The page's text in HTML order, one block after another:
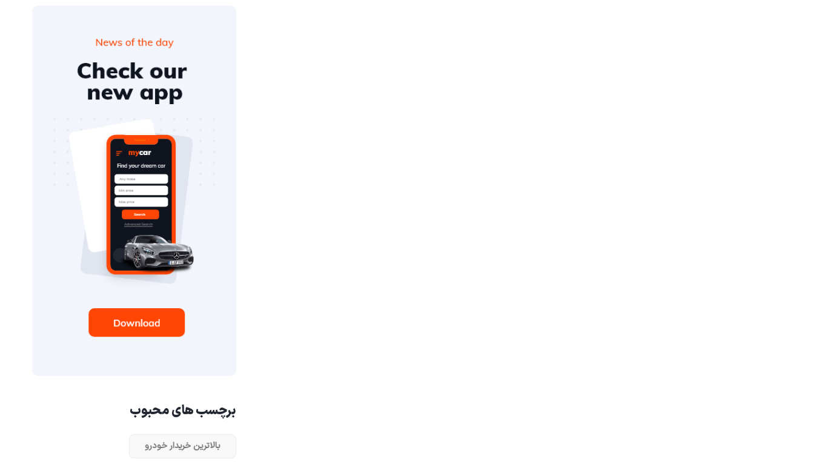
برچسب های محبوب
بالاترین خریدار خودرو